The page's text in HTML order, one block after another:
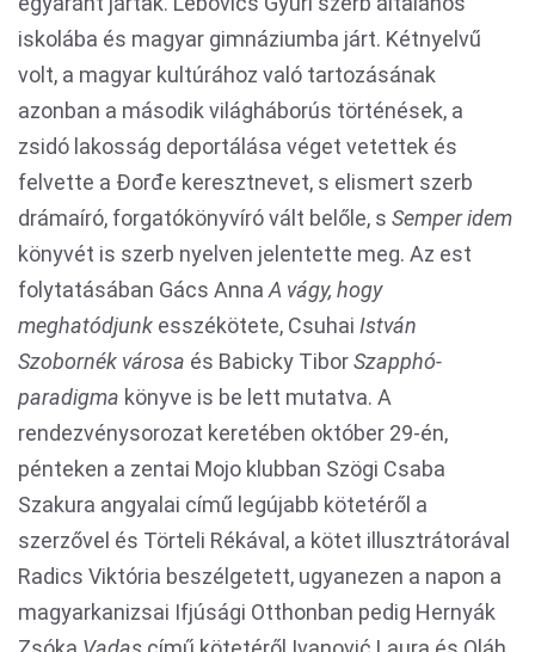
iskolába és magyar gimnáziumba járt. Kétnyelvű
volt, a magyar kultúrához való tartozásának
azonban a második világháborús történések, a
zsidó lakosság deportálása véget vetettek és
felvette a Đorđe keresztnevet, s elismert szerb
drámaíró, forgatókönyvíró vált belőle, s Semper idem
könyvét is szerb nyelven jelentette meg. Az est
folytatásában Gács Anna A vágy, hogy
meghatódjunk esszékötete, Csuhai István
Szobornék városa és Babicky TiborSzapphó-
paradigma könyve is be lett mutatva. A
rendezvénysorozat keretében október 29-én,
pénteken a zentai Mojo klubban Szögi Csaba
Szakura angyalai című legújabb kötetéről a
szerzővel és Törteli Rékával, a kötet illusztrátorával
Radics Viktória beszélgetett, ugyanezen a napon a
magyarkanizsai Ifjúsági Otthonban pedig Hernyák